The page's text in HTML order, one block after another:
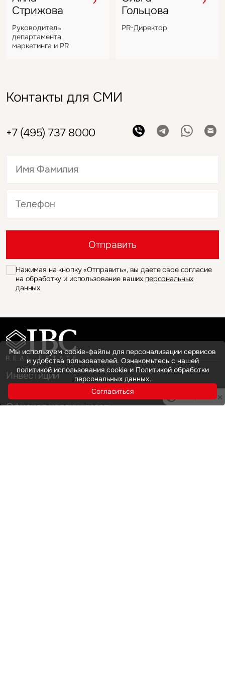
Стрижова
Руководитель
департамента
маркетинга и PR
Гольцова
PR-Директор
Контакты для СМИ
+7 (495) 737 8000
Отправить
Нажимая на кнопку «Отправить», вы даете свое согласие
на обработку и использование ваших персональных
данных
Инвестиции
Офисная недвижимость
Мы используем cookie-файлы для персонализации сервисов
и удобства пользователей. Ознакомьтесь с нашей
политикой использования cookieи Политикой обработки
персональных данных.
Согласиться